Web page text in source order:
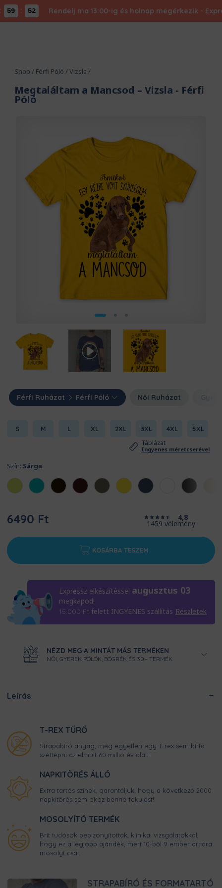
: 51 Rendelj ma 13:00-ig és holnap megérkezik -
Shop / Férfi Póló /Vizsla /
Megtaláltam a Mancsod – Vizsla - Férfi
Póló
Férfi Ruházat Férfi Póló Női Ruházat
S M L XL 2XL 3XL 4XL 5XL
Táblázat
Ingyenes méretcserével
Szín: Sárga
6490 Ft 4,8
1459 vélemény
KOSÁRBA TESZEM
Expressz elkészítéssel augusztus 03
megkapod!
15.000 Ft felett INGYENES szállítás Részletek
NÉZD MEG A MINTÁT MÁS TERMÉKEN
NŐI, GYEREK PÓLÓK, BÖGRÉK ÉS 30+ TERMÉK
Leírás
T-REX TŰRŐ
Strapabíró anyag, még egyetlen egy T-rex sem bírta
széttépni az elmúlt 60 millió év alatt
NAPKITÖRÉS ÁLLÓ
Extra tartós színek, garantáljuk, hogy a következő 2000
napkitörés sem okoz benne fakulást!
MOSOLYÍTÓ TERMÉK
Brit tudósok bebizonyították, klinikai vizsgálatokkal,
hogy ez a legjobb ajándék, mert 10-ből 9 ember arcára
mosolyt csal.
STRAPABÍRÓ ÉS FORMATARTÓ